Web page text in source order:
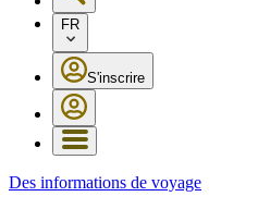
FR
S'inscrire
Des informations de voyage